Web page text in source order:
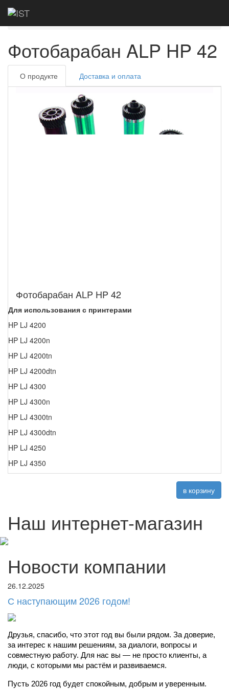
Главная
Фотобарабан ALP HP 42
О продукте Доставка и оплата
Фотобарабан ALP HP 42
Для использования с принтерами
HP LJ 4200
HP LJ 4200n
HP LJ 4200tn
HP LJ 4200dtn
HP LJ 4300
HP LJ 4300n
HP LJ 4300tn
HP LJ 4300dtn
HP LJ 4250
HP LJ 4350
в корзину
Наш интернет-магазин
Новости компании
26.12.2025
С наступающим 2026 годом!
Друзья, спасибо, что этот год вы были рядом. За доверие,
за интерес к нашим решениям, за диалоги, вопросы и
совместную работу. Для нас вы — не просто клиенты, а
люди, с которыми мы растём и развиваемся.
Пусть 2026 год будет спокойным, добрым и уверенным.